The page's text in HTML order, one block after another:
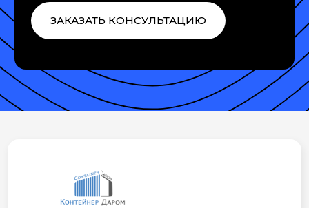
ЗАКАЗАТЬ КОНСУЛЬТАЦИЮ